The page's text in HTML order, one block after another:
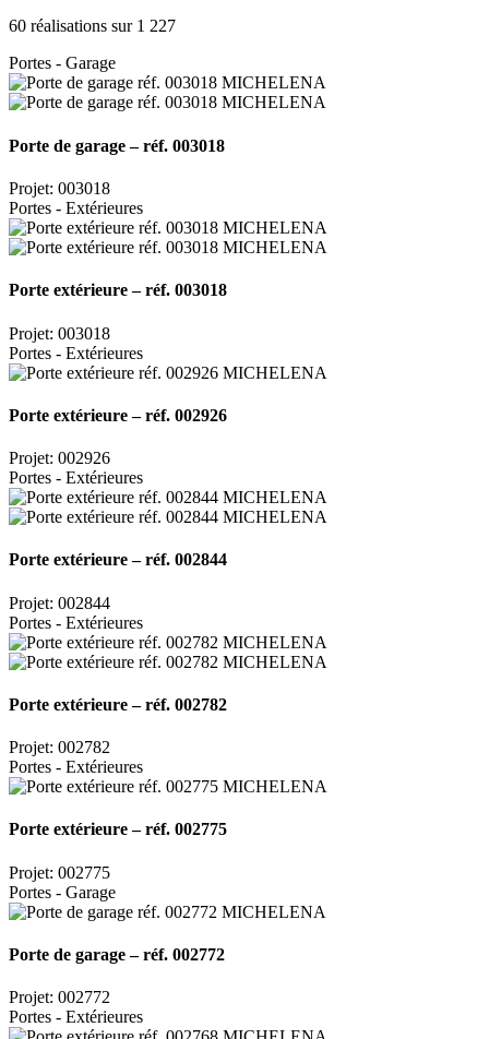
60 réalisations sur 1 227
Portes - Garage
Porte de garage – réf. 003018
Projet: 003018
Portes - Extérieures
Porte extérieure – réf. 003018
Projet: 003018
Portes - Extérieures
Porte extérieure – réf. 002926
Projet: 002926
Portes - Extérieures
Porte extérieure – réf. 002844
Projet: 002844
Portes - Extérieures
Porte extérieure – réf. 002782
Projet: 002782
Portes - Extérieures
Porte extérieure – réf. 002775
Projet: 002775
Portes - Garage
Porte de garage – réf. 002772
Projet: 002772
Portes - Extérieures